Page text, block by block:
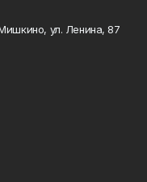
ул. Ленина, 87